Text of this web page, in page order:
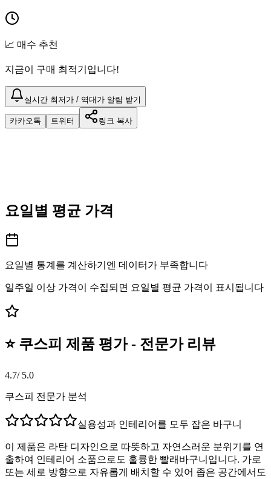
📈 매수 추천
지금이 구매 최적기입니다!
실시간 최저가 / 역대가 알림 받기
카카오톡 트위터 링크 복사
요일별 평균 가격
요일별 통계를 계산하기엔 데이터가 부족합니다
일주일 이상 가격이 수집되면 요일별 평균 가격이 표시됩니다
⭐ 쿠스피 제품 평가 - 전문가 리뷰
4.7/ 5.0
쿠스피 전문가 분석
실용성과 인테리어를 모두 잡은 바구니
이 제품은 라탄 디자인으로 따뜻하고 자연스러운 분위기를 연
출하여 인테리어 소품으로도 훌륭한 빨래바구니입니다. 가로
또는 세로 방향으로 자유롭게 배치할 수 있어 좁은 공간에서도